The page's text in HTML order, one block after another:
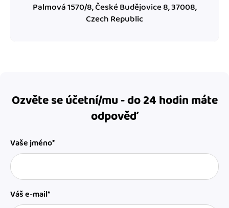
Palmová 1570/8, České Budějovice 8, 37008,
Czech Republic
Ozvěte se účetní/mu - do 24 hodin máte
odpověď
Vaše jméno*
Váš e-mail*